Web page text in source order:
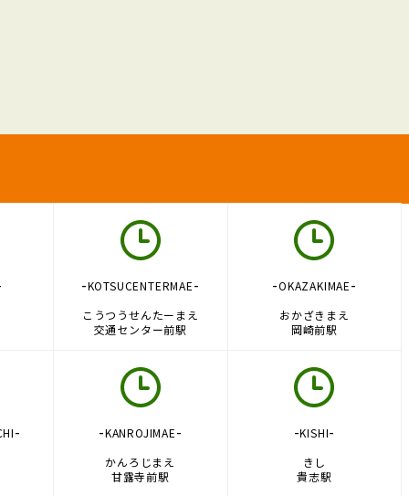
-KOTSUCENTERMAE-
こうつうせんたーまえ
交通センター前駅
-OKAZAKIMAE-
おかざきまえ
岡崎前駅
- -KANROJIMAE-
かんろじまえ
甘露寺前駅
-KISHI-
きし
貴志駅